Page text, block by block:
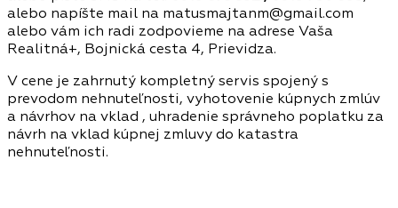
alebo napíšte mail na matusmajtanm@gmail.com
alebo vám ich radi zodpovieme na adrese Vaša
Realitná+, Bojnická cesta 4, Prievidza.
V cene je zahrnutý kompletný servis spojený s
prevodom nehnuteľnosti, vyhotovenie kúpnych zmlúv
a návrhov na vklad , uhradenie správneho poplatku za
návrh na vklad kúpnej zmluvy do katastra
nehnuteľnosti.